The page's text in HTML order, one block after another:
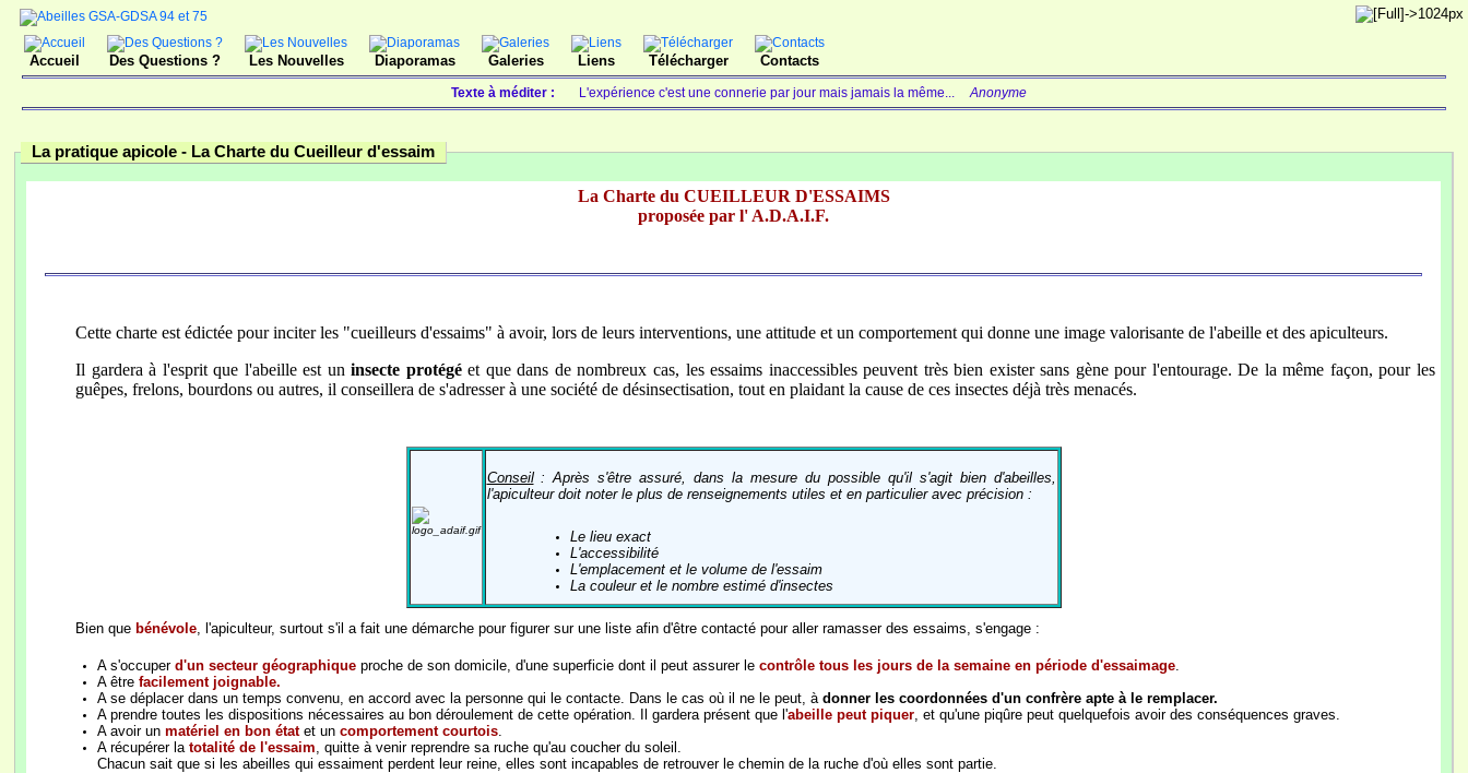
Accueil Des Questions ? Les Nouvelles Diaporamas Galeries Liens Télécharger Contacts
Texte à méditer : L'expérience c'est une connerie par jour mais jamais la même... Anonyme
La pratique apicole - La Charte du Cueilleur d'essaim
La Charte du CUEILLEUR D'ESSAIMS
proposée par l' A.D.A.I.F.
Cette charte est édictée pour inciter les "cueilleurs d'essaims" à avoir, lors de leurs interventions, une attitude et un comportement qui donne une image valorisante de l'abeille et des apiculteurs.
Il gardera à l'esprit que l'abeille est uninsecte protégéet que dans de nombreux cas, les essaims inaccessibles peuvent très bien exister sans gène pour l'entourage. De la même façon, pour les
guêpes, frelons, bourdons ou autres, il conseillera de s'adresser à une société de désinsectisation, tout en plaidant la cause de ces insectes déjà très menacés.
Conseil: Après s'être assuré, dans la mesure du possible qu'il s'agit bien d'abeilles,
l'apiculteur doit noter le plus de renseignements utiles et en particulier avec précision :
Le lieu exact
L'accessibilité
L'emplacement et le volume de l'essaim
La couleur et le nombre estimé d'insectes
Bien que bénévole, l'apiculteur, surtout s'il a fait une démarche pour figurer sur une liste afin d'être contacté pour aller ramasser des essaims, s'engage :
A s'occuper d'un secteur géographique proche de son domicile, d'une superficie dont il peut assurer le contrôle tous les jours de la semaine en période d'essaimage.
A être facilement joignable.
A se déplacer dans un temps convenu, en accord avec la personne qui le contacte. Dans le cas où il ne le peut, à donner les coordonnées d'un confrère apte à le remplacer.
A prendre toutes les dispositions nécessaires au bon déroulement de cette opération. Il gardera présent que l'abeille peut piquer, et qu'une piqûre peut quelquefois avoir des conséquences graves.
A avoir un matériel en bon état et un comportement courtois.
A récupérer latotalité de l'essaim, quitte à venir reprendre sa ruche qu'au coucher du soleil.
Chacun sait que si les abeilles qui essaiment perdent leur reine, elles sont incapables de retrouver le chemin de la ruche d'où elles sont partie.